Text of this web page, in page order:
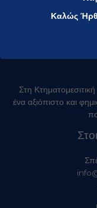
Καλώς
Στη
ένα αξιόπιστο και